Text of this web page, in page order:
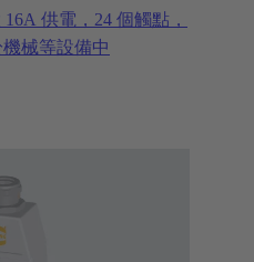
供電，24 個觸點，
械等設備中